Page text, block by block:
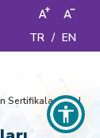
TR / EN
Sertifikaları